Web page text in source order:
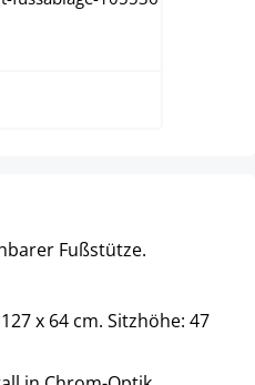
Fußstütze.
x 64 cm. Sitzhöhe: 47